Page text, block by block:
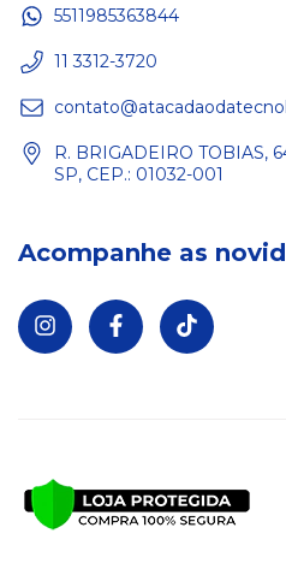
5511985363844
11 3312-3720
R. BRIGADEIRO TOBIAS,
SP, CEP.: 01032-001
Acompanhe as